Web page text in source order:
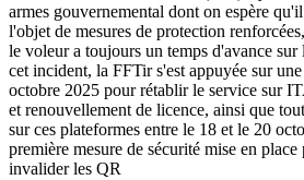
armes gouvernemental dont on espère
l'objet de mesures de protection
le voleur a toujours un temps d'avance
cet incident, la FFTir s'est appuyée sur
octobre 2025 pour rétablir le service sur
et renouvellement de licence, ainsi que
sur ces plateformes entre le 18 et le 20
première mesure de sécurité mise en
invalider les QR